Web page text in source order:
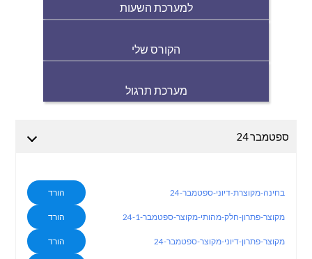
למערכת השעות
הקורס שלי
מערכת תרגול
ספטמבר 24
בחינה-מקוצרת-דיוני-ספטמבר-24 הורד
מקוצר-פתרון-חלק-מהותי-מקוצר-ספטמבר-24-1 הורד
מקוצר-פתרון-דיוני-מקוצר-ספטמבר-24 הורד